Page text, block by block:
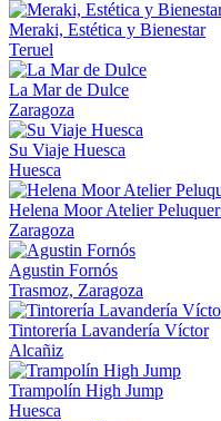
Meraki, Estética y Bienestar
Teruel
La Mar de Dulce
Zaragoza
Su Viaje Huesca
Huesca
Helena Moor Atelier
Zaragoza
Agustin Fornós
Trasmoz, Zaragoza
Tintorería Lavandería Víctor
Alcañiz
Trampolín High Jump
Huesca